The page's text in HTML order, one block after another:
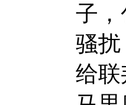
子
骚
给联